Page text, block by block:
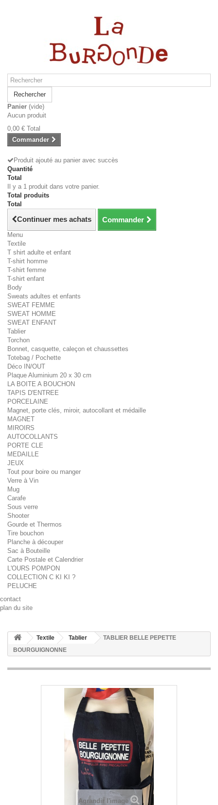
Rechercher
Panier (vide)
Aucun produit
0,00 € Total
Commander
Produit ajouté au panier avec succès
Quantité
Total
Il y a 1 produit dans votre panier.
Total produits
Total
Continuer mes achats Commander
Menu
Textile
T shirt adulte et enfant
T-shirt homme
T-shirt femme
T-shirt enfant
Body
Sweats adultes et enfants
SWEAT FEMME
SWEAT HOMME
SWEAT ENFANT
Tablier
Torchon
Bonnet, casquette, caleçon et chaussettes
Totebag / Pochette
Déco IN/OUT
Plaque Aluminium 20 x 30 cm
LA BOITE A BOUCHON
TAPIS D'ENTREE
PORCELAINE
Magnet, porte clés, miroir, autocollant et médaille
MAGNET
MIROIRS
AUTOCOLLANTS
PORTE CLE
MEDAILLE
JEUX
Tout pour boire ou manger
Verre à Vin
Mug
Carafe
Sous verre
Shooter
Gourde et Thermos
Tire bouchon
Planche à découper
Sac à Bouteille
Carte Postale et Calendrier
L'OURS POMPON
COLLECTION C KI KI ?
PELUCHE
contact
plan du site
Textile Tablier
TABLIER BELLE PEPETTE
BOURGUIGNONNE
Agrandir l'image